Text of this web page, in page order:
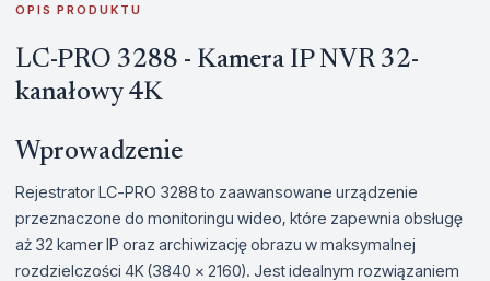
OPIS PRODUKTU
LC-PRO 3288 - Kamera IP NVR 32-
kanałowy 4K
Wprowadzenie
Rejestrator LC-PRO 3288 to zaawansowane urządzenie
przeznaczone do monitoringu wideo, które zapewnia obsługę
aż 32 kamer IP oraz archiwizację obrazu w maksymalnej
rozdzielczości 4K (3840 x 2160). Jest idealnym rozwiązaniem